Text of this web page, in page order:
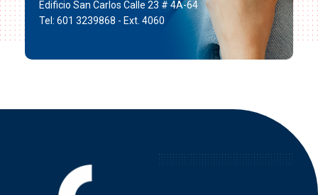
Edificio San Carlos Calle 23 # 4A-64
Tel: 601 3239868 - Ext. 4060